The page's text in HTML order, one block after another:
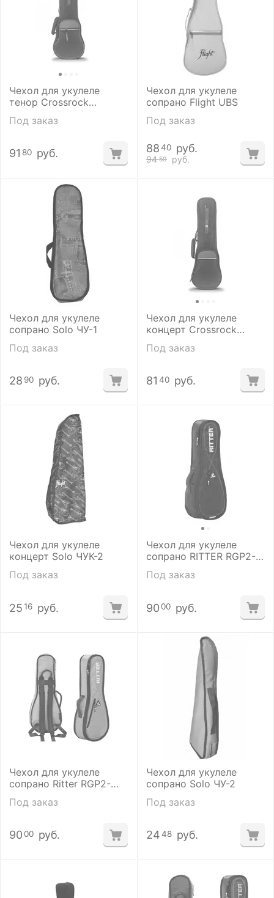
Чехол для укулеле
тенор Crossrock
Под заказ
91 80 руб.
Чехол для укулеле
сопрано Flight UBS
Под заказ
94 59 руб.
8840 руб.
Чехол для укулеле
сопрано Solo ЧУ-1
Под заказ
28 90 руб.
Чехол для укулеле
концерт Crossrock
Под заказ
81 40 руб.
Чехол для укулеле
концерт Solo ЧУК-2
Под заказ
2516 руб.
Чехол для укулеле
сопрано RITTER RGP2-
U/BRD
Под заказ
9000 руб.
Чехол для укулеле
сопрано Ritter RGP2-
U/SRW
Под заказ
9000 руб.
Чехол для укулеле
сопрано Solo ЧУ-2
Под заказ
2448 руб.